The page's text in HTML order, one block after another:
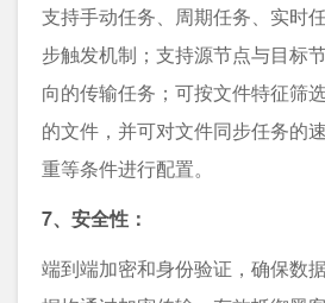
⽀持⼿动任务、周期任务、实时
步触发机制；⽀持源节点与⽬标
向的传输任务；可按⽂件特征筛
的⽂件，并可对⽂件同步任务的
重等条件进⾏配置。
7、安全性：
端到端加密和身份验证，确保数